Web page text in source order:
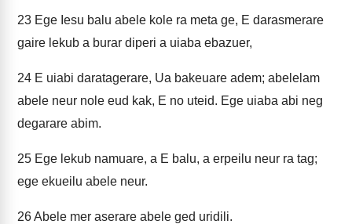
23 Ege Iesu balu abele kole ra meta ge, E darasmerare
gaire lekub a burar diperi a uiaba ebazuer,
24 E uiabi daratagerare, Ua bakeuare adem; abelelam
abele neur nole eud kak, E no uteid. Ege uiaba abi neg
degarare abim.
25 Ege lekub namuare, a E balu, a erpeilu neur ra tag;
ege ekueilu abele neur.
26Abele mer aserare abele ged uridili.